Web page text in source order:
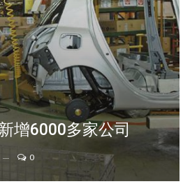
增6000多家公司
0